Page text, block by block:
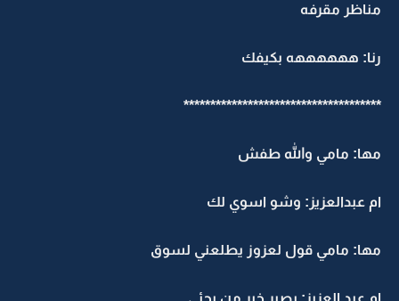
مناظر مقرفه
رنا: ههههههه بكيفك
*************************************
مها: مامي والله طفش
ام عبدالعزيز: وشو اسوي لك
مها: مامي قول لعزوز يطلعني لسوق
ام عبد العزيز: يصير خير من يجئي